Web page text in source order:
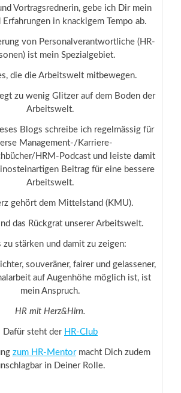
Vortragsrednerin, gebe ich Dir mein
in knackigem Tempo ab.
von Personalverantwortliche (HR-
ist mein Spezialgebiet.
die die Arbeitswelt mitbewegen.
zu wenig Glitzer auf dem Boden der
Arbeitswelt.
Blogs schreibe ich regelmässig für
Management-/Karriere-
HRM-Podcast und leiste damit
Beitrag für eine bessere
Arbeitswelt.
gehört dem Mittelstand (KMU).
das Rückgrat unserer Arbeitswelt.
zu stärken und damit zu zeigen:
souveräner, fairer und gelassener,
auf Augenhöhe möglich ist, ist
mein Anspruch.
HR mit Herz&Hirn.
Dafür steht der HR-Club
zum HR-Mentormacht Dich zudem
in Deiner Rolle.